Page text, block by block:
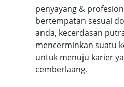
penyayang &
bertempatan sesuai
anda, kecerdasan
mencerminkan suatu
untuk menuju karier
cemberlaang.